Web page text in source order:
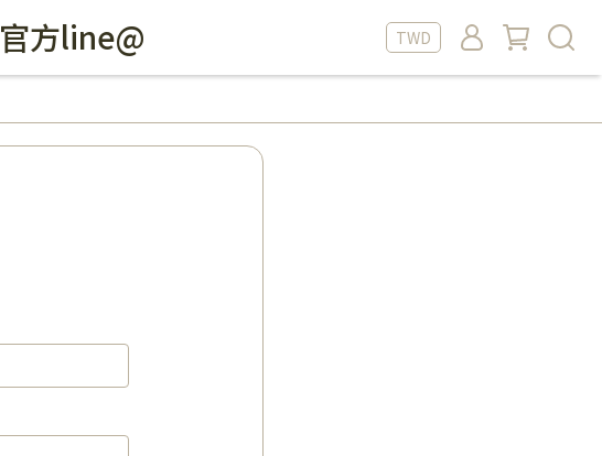
官方line@ TWD